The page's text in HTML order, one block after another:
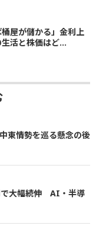
桶屋が儲かる」金利上
活と株価はど...
東情勢を巡る懸念の後
で大幅続伸 AI・半導